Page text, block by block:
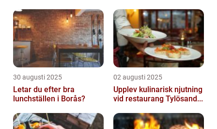
30 augusti 2025
Letar du efter bra
lunchställen i Borås?
02 augusti 2025
Upplev kulinarisk njutning
vid restaurang Tylösand...